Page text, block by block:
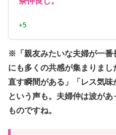
+5
※「親友みたいな夫婦が一番
にも多くの共感が集まりま
直す瞬間がある」「レス気味
という声も。夫婦仲は波が
ものですね。